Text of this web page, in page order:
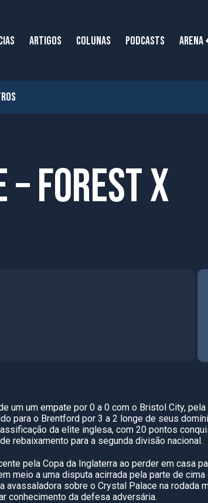
ARTIGOS COLUNAS PODCASTS ARENA
– Forest x
um um empate por 0 a 0 com o Bristol City, pela
para o Brentford por 3 a 2 longe de seus
da elite inglesa, com 20 pontos
rebaixamento para a segunda divisão nacional.
pela Copa da Inglaterra ao perder em casa
meio a uma disputa acirrada pela parte de cima
sobre o Crystal Palace na rodada
conhecimento da defesa adversária.